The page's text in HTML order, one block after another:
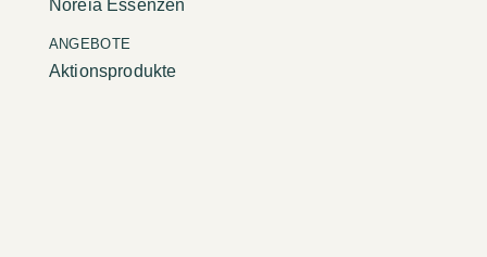
Noreia Essenzen
ANGEBOTE
Aktionsprodukte